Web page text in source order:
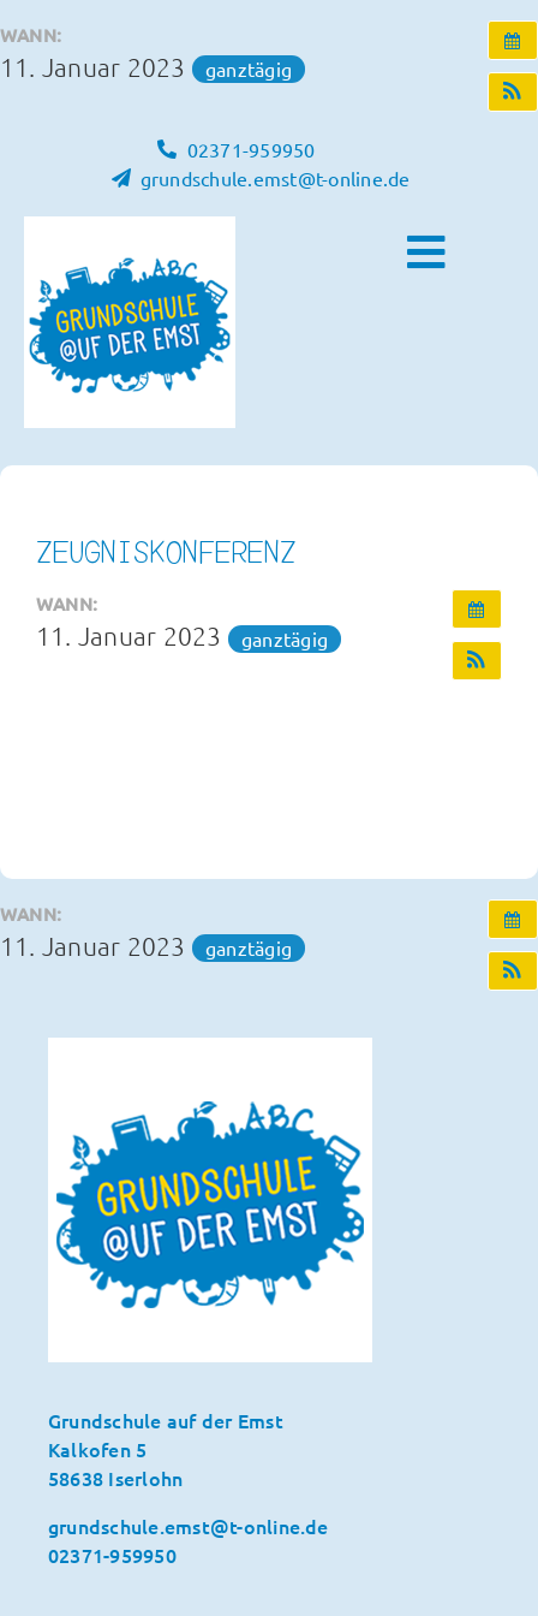
Inhalt
springen
WANN:
11. Januar 2023 ganztägig
02371-959950
grundschule.emst@t-online.de
Toggle
Infos und Termine
OGS und Betreuung
ZEUGNISKONFERENZ
WANN:
11. Januar 2023 ganztägig
WANN:
11. Januar 2023 ganztägig
Grundschule auf der Emst
Kalkofen 5
58638 Iserlohn
grundschule.emst@t-online.de
02371-959950